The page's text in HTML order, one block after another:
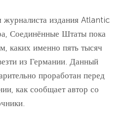
журналиста издания Atlantic
Соединённые Штаты пока
каких именно пять тысяч
из Германии. Данный
проработан перед
как сообщает автор со